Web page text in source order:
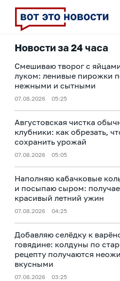
Новости за 24 часа
Смешиваю творог с
луком: ленивые пирожки
нежными и сытными
07.08.2026 05:25
Августовская чистка
клубники: как обрезать,
сохранить урожай
07.08.2026 05:05
Наполняю кабачковые
и посыпаю сыром:
красивый летний ужин
07.08.2026 04:25
Добавляю селёдку к
говядине: колдуны по
рецепту получаются
вкусными
07.08.2026 03:25